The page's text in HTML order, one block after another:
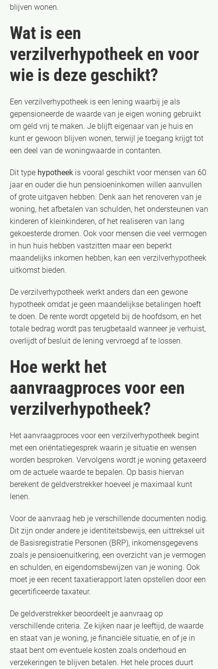
blijven wonen.
Wat is een
verzilverhypotheek en voor
wie is deze geschikt?
Een verzilverhypotheek is een lening waarbij je als
gepensioneerde de waarde van je eigen woning gebruikt
om geld vrij te maken. Je blijft eigenaar van je huis en
kunt er gewoon blijven wonen, terwijl je toegang krijgt tot
een deel van de woningwaarde in contanten.
Dit type hypotheek is vooral geschikt voor mensen van 60
jaar en ouder die hun pensioeninkomen willen aanvullen
of grote uitgaven hebben. Denk aan het renoveren van je
woning, het afbetalen van schulden, het ondersteunen van
kinderen of kleinkinderen, of het realiseren van lang
gekoesterde dromen. Ook voor mensen die veel vermogen
in hun huis hebben vastzitten maar een beperkt
maandelijks inkomen hebben, kan een verzilverhypotheek
uitkomst bieden.
De verzilverhypotheek werkt anders dan een gewone
hypotheek omdat je geen maandelijkse betalingen hoeft
te doen. De rente wordt opgeteld bij de hoofdsom, en het
totale bedrag wordt pas terugbetaald wanneer je verhuist,
overlijdt of besluit de lening vervroegd af te lossen.
Hoe werkt het
aanvraagproces voor een
verzilverhypotheek?
Het aanvraagproces voor een verzilverhypotheek begint
met een oriëntatiegesprek waarin je situatie en wensen
worden besproken. Vervolgens wordt je woning getaxeerd
om de actuele waarde te bepalen. Op basis hiervan
berekent de geldverstrekker hoeveel je maximaal kunt
lenen.
Voor de aanvraag heb je verschillende documenten nodig.
Dit zijn onder andere je identiteitsbewijs, een uittreksel uit
de Basisregistratie Personen (BRP), inkomensgegevens
zoals je pensioenuitkering, een overzicht van je vermogen
en schulden, en eigendomsbewijzen van je woning. Ook
moet je een recent taxatierapport laten opstellen door een
gecertificeerde taxateur.
De geldverstrekker beoordeelt je aanvraag op
verschillende criteria. Ze kijken naar je leeftijd, de waarde
en staat van je woning, je financiële situatie, en of je in
staat bent om eventuele kosten zoals onderhoud en
verzekeringen te blijven betalen. Het hele proces duurt